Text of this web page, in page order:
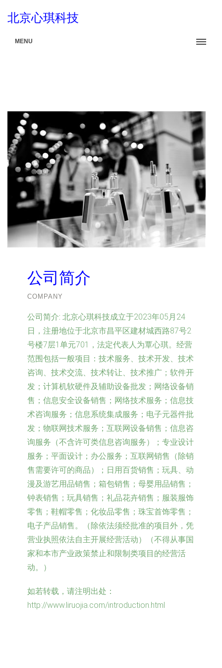
北京心琪科技
MENU
公司简介
COMPANY
公司简介: 北京心琪科技成立于2023年05月24
日，注册地位于北京市昌平区建材城西路87号2
号楼7层1单元701，法定代表人为覃心琪。经营
范围包括一般项目：技术服务、技术开发、技术
咨询、技术交流、技术转让、技术推广；软件开
发；计算机软硬件及辅助设备批发；网络设备销
售；信息安全设备销售；网络技术服务；信息技
术咨询服务；信息系统集成服务；电子元器件批
发；物联网技术服务；互联网设备销售；信息咨
询服务（不含许可类信息咨询服务）；专业设计
服务；平面设计；办公服务；互联网销售（除销
售需要许可的商品）；日用百货销售；玩具、动
漫及游艺用品销售；箱包销售；母婴用品销售；
钟表销售；玩具销售；礼品花卉销售；服装服饰
零售；鞋帽零售；化妆品零售；珠宝首饰零售；
电子产品销售。（除依法须经批准的项目外，凭
营业执照依法自主开展经营活动）（不得从事国
家和本市产业政策禁止和限制类项目的经营活
动。）
如若转载，请注明出处：
http://www.liruojia.com/introduction.html